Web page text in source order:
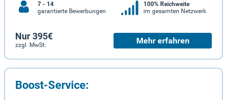
7 - 14
garantierte Bewerbungen
100% Reichweite
im gesamten Netzwerk
Nur 395€
zzgl. MwSt. Mehr erfahren
Boost-Service: